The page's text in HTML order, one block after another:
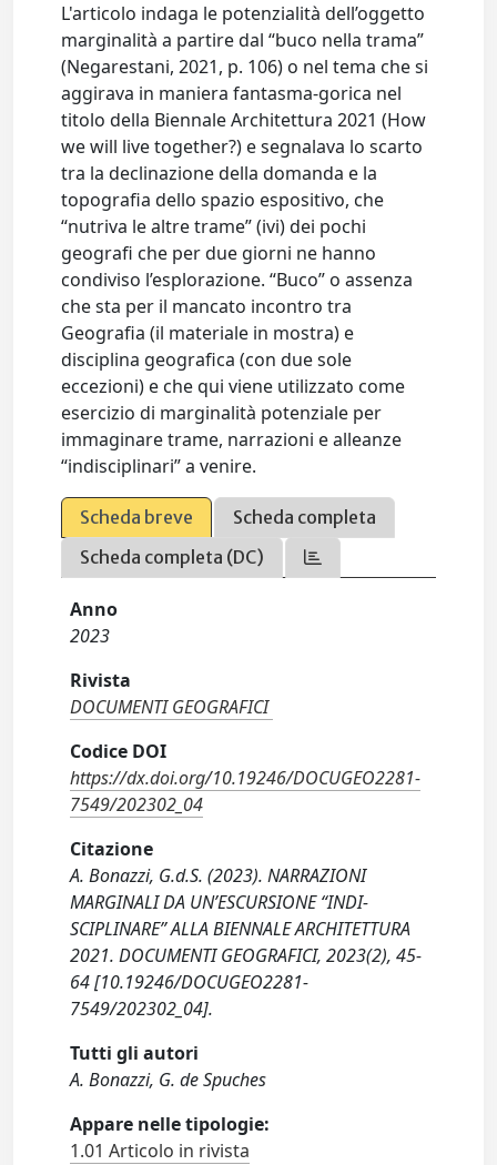
L'articolo indaga le potenzialità dell’oggetto
marginalità a partire dal “buco nella trama”
(Negarestani, 2021, p. 106) o nel tema che si
aggirava in maniera fantasma-gorica nel
titolo della Biennale Architettura 2021 (How
we will live together?) e segnalava lo scarto
tra la declinazione della domanda e la
topografia dello spazio espositivo, che
“nutriva le altre trame” (ivi) dei pochi
geografi che per due giorni ne hanno
condiviso l’esplorazione. “Buco” o assenza
che sta per il mancato incontro tra
Geografia (il materiale in mostra) e
disciplina geografica (con due sole
eccezioni) e che qui viene utilizzato come
esercizio di marginalità potenziale per
immaginare trame, narrazioni e alleanze
“indisciplinari” a venire.
Scheda breve
Scheda completa
Scheda completa (DC)
Anno
2023
Rivista
DOCUMENTI GEOGRAFICI
Codice DOI
https://dx.doi.org/10.19246/DOCUGEO2281-
7549/202302_04
Citazione
A. Bonazzi, G.d.S. (2023). NARRAZIONI
MARGINALI DA UN’ESCURSIONE “INDI-
SCIPLINARE” ALLA BIENNALE ARCHITETTURA
2021. DOCUMENTI GEOGRAFICI, 2023(2), 45-
64 [10.19246/DOCUGEO2281-
7549/202302_04].
Tutti gli autori
A. Bonazzi, G. de Spuches
Appare nelle tipologie:
1.01 Articolo in rivista